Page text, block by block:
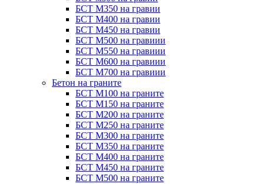
БСТ М350 на гравии
БСТ М400 на гравии
БСТ М450 на гравии
БСТ М500 на гравиии
БСТ М550 на гравиии
БСТ М600 на гравиии
БСТ М700 на гравиии
Бетон на граните
БСТ М100 на граните
БСТ М150 на граните
БСТ М200 на граните
БСТ М250 на граните
БСТ М300 на граните
БСТ М350 на граните
БСТ М400 на граните
БСТ М450 на граните
БСТ М500 на граните